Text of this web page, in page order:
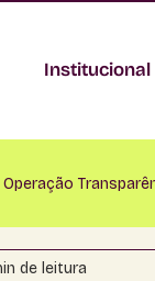
Institucional
Operação
de leitura